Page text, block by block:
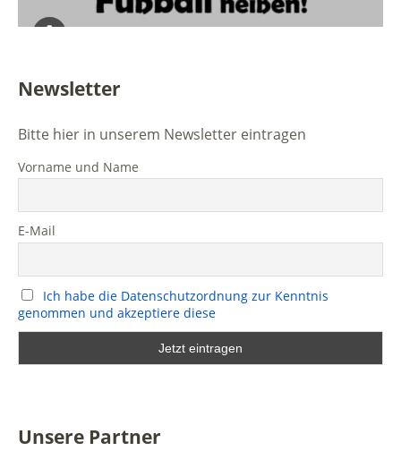
Newsletter
Bitte hier in unserem Newsletter eintragen
Vorname und Name
E-Mail
Ich habe die Datenschutzordnung zur Kenntnis
genommen und akzeptiere diese
Unsere Partner